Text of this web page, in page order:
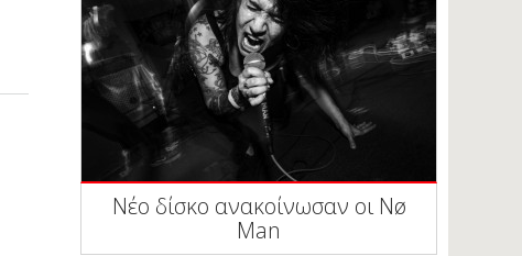
Νέο δίσκο ανακοίνωσαν οι Nø
Man